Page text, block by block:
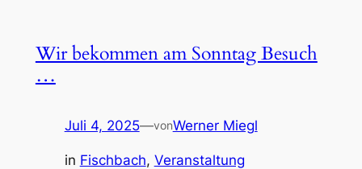
Wir bekommen am Sonntag Besuch
…
Juli 4, 2025—vonWerner Miegl
in Fischbach, Veranstaltung